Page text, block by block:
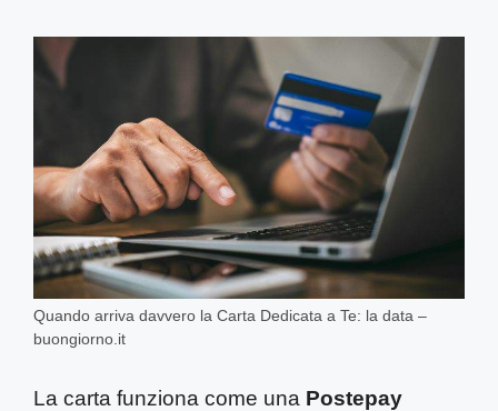
Quando arriva davvero la Carta Dedicata a Te: la data –
buongiorno.it
La carta funziona come una Postepay